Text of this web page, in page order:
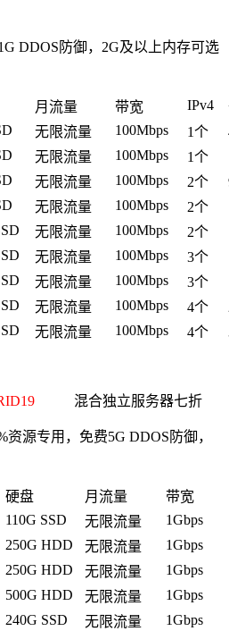
DDOS防御，2G及以上内存可选
月流量 带宽 IPv4
无限流量 100Mbps 1个
无限流量 100Mbps 1个
无限流量 100Mbps 2个
无限流量 100Mbps 2个
无限流量 100Mbps 2个
无限流量 100Mbps 3个
无限流量 100Mbps 3个
无限流量 100Mbps 4个
无限流量 100Mbps 4个
混合独立服务器七折
资源专用，免费5G DDOS防御，
硬盘 月流量
带宽
110G SSD 无限流量
1Gbps
250G HDD 无限流量
1Gbps
250G HDD 无限流量
1Gbps
500G HDD 无限流量
1Gbps
240G SSD 无限流量
1Gbps